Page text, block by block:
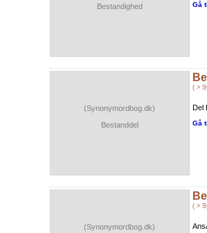
Bestandighed
Gå
(Synonymordbog.dk)
Bestanddel
( >
Del
Gå
(Synonymordbog.dk)
( >